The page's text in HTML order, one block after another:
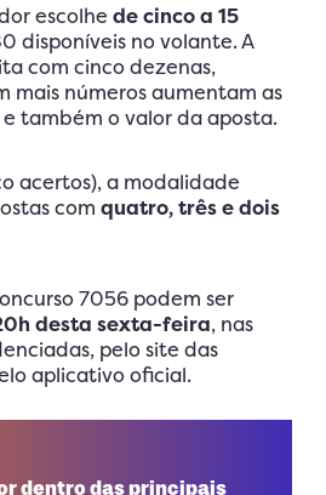
escolhe de cinco a 15
disponíveis no volante. A
com cinco dezenas,
mais números aumentam as
também o valor da aposta.
acertos), a modalidade
com quatro, três e dois
7056 podem ser
desta sexta-feira, nas
pelo site das
aplicativo oficial.
dentro das principais